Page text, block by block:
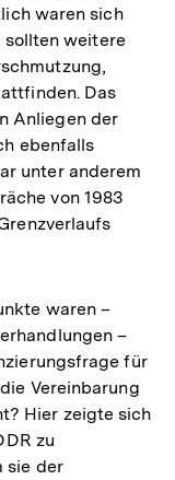
waren sich
sollten weitere
Das
Anliegen der
ebenfalls
unter anderem
von 1983
waren –
–
für
Vereinbarung
Hier zeigte sich
zu
sie der